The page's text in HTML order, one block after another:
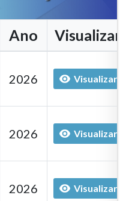
Ano Visualizar
2026 Visualizar
2026 Visualizar
2026 Visualizar